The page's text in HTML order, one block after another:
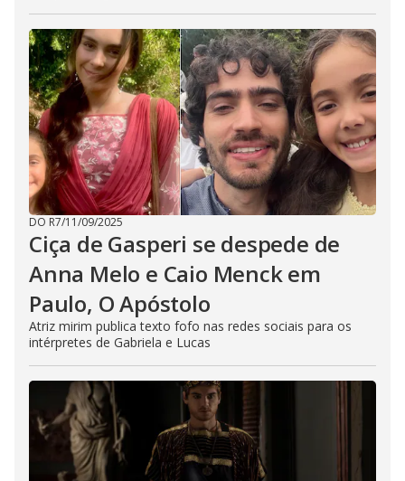
DO R7/11/09/2025
Ciça de Gasperi se despede de
Anna Melo e Caio Menck em
Paulo, O Apóstolo
Atriz mirim publica texto fofo nas redes sociais para os
intérpretes de Gabriela e Lucas